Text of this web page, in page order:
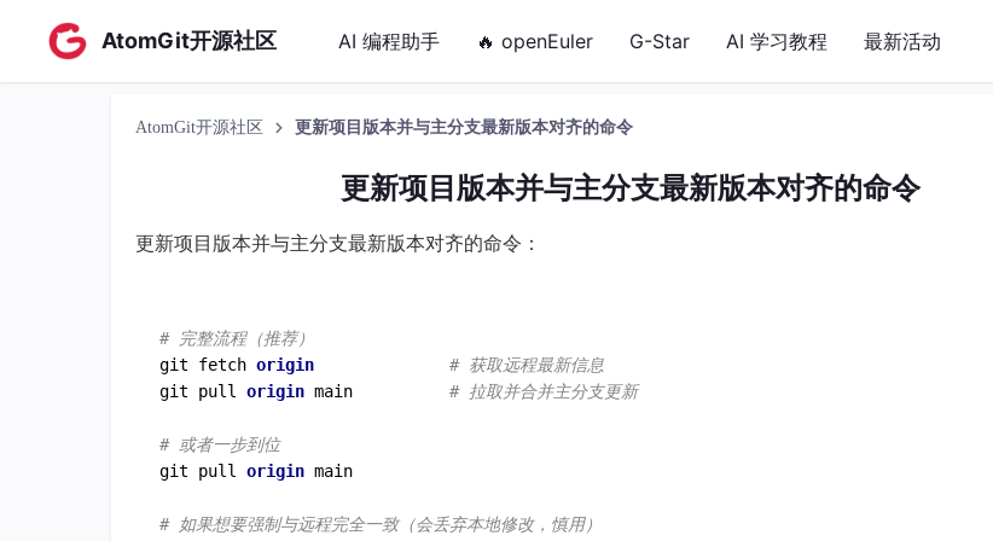
AtomGit开源社区 AI 编程助手 🔥 openEuler G-Star AI 学习教程 最新活动
AtomGit开源社区 更新项目版本并与主分支最新版本对齐的命令
更新项目版本并与主分支最新版本对齐的命令
更新项目版本并与主分支最新版本对齐的命令：
# 完整流程（推荐）
git fetch origin
# 获取远程最新信息
git pull origin main # 拉取并合并主分支更新
# 或者一步到位
git pull origin main
# 如果想要强制与远程完全一致（会丢弃本地修改，慎用）